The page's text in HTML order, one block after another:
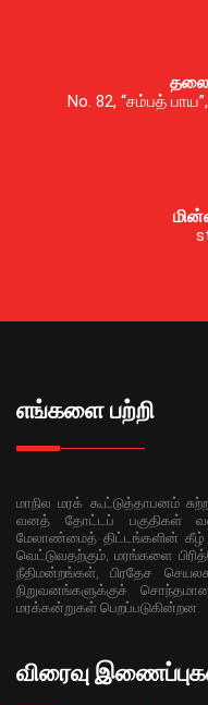
No. 82, “சம்பத்
எங்களை பற்றி
மாநில மரக் கூட்டுத்தாபனம்
வனத் தோட்டப் பகுதிகள்
மேலாண்மைத் திட்டங்களின் கீழ்
வெட்டுவதற்கும், மரங்களை
நீதிமன்றங்கள், பிரதேச
நிறுவனங்களுக்குச் சொந்தமான
மரக்கன்றுகள் பெறப்படுகின்றன.
விரைவு